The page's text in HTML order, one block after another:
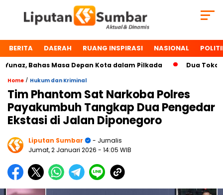
BERITA DAERAH RUANG INSPIRASI NASIONAL
Bahas Masa Depan Kota dalam Pilkada Dua Tokoh
Home / Hukum dan Kriminal
Tim Phantom Sat Narkoba Polres
Payakumbuh Tangkap Dua Pengedar
Ekstasi di Jalan Diponegoro
Liputan Sumbar
- Jurnalis
Jumat, 2 Januari 2026 - 14:05 WIB